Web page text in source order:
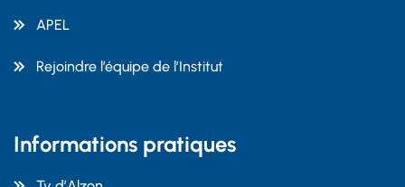
APEL
Rejoindre l’équipe de l’Institut
Informations pratiques